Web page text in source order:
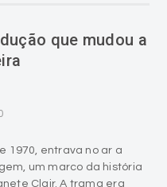
1970, entrava no ar a
um marco da história
Claudio Marzo e Cláudio
do título.